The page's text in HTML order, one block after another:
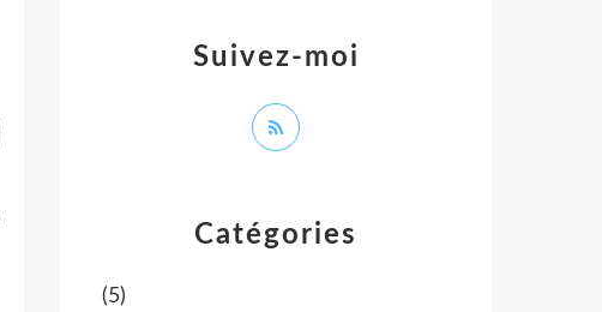
Catégories
(5)
Suivez-moi